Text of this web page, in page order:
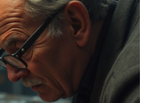
надежности и